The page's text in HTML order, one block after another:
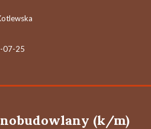
07-25
(k/m)